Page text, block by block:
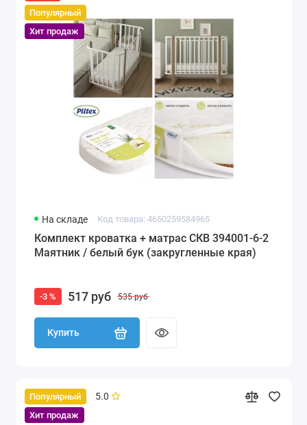
Популярный
Хит продаж
На складе Код товара: 4650259584965
Комплект кроватка + матрас СКВ 394001-6-2
Маятник / белый бук (закругленные края)
-3 % 517 руб 535 руб
Купить
Популярный
Хит продаж
5.0